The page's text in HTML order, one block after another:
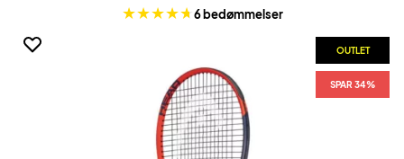
6 bedømmelser
OUTLET
SPAR 34%